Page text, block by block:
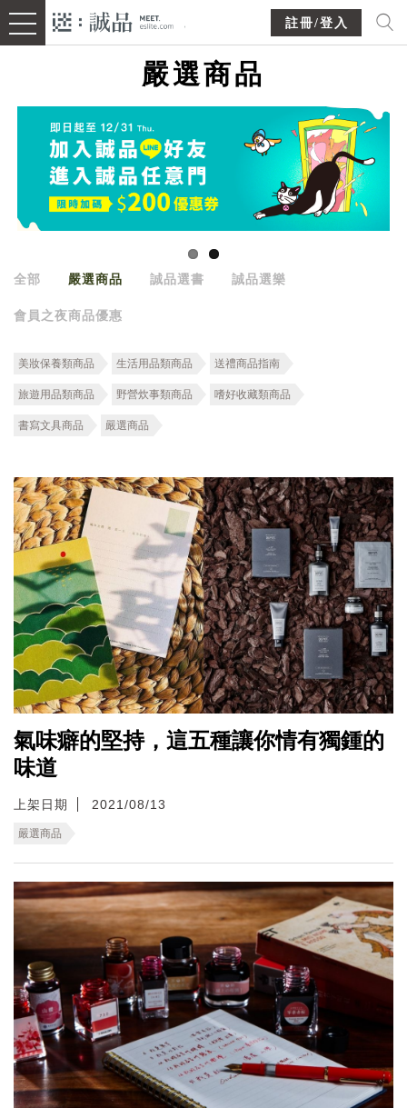
註冊/登入
嚴選商品
全部 嚴選商品 誠品選書 誠品選樂
會員之夜商品優惠
美妝保養類商品 生活用品類商品 送禮商品指南
旅遊用品類商品 野營炊事類商品 嗜好收藏類商品
書寫文具商品 嚴選商品
氣味癖的堅持，這五種讓你情有獨鍾的
味道
上架日期 2021/08/13
嚴選商品